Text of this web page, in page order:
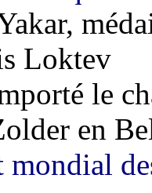
Loktev
le
en
mondial